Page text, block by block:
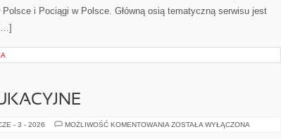
i Pociągi w Polsce. Główną osią tematyczną serwisu jest
- 3 - 2026 MOŻLIWOŚĆ KOMENTOWANIA NOWINKI
ZOSTAŁA WYŁĄCZONA